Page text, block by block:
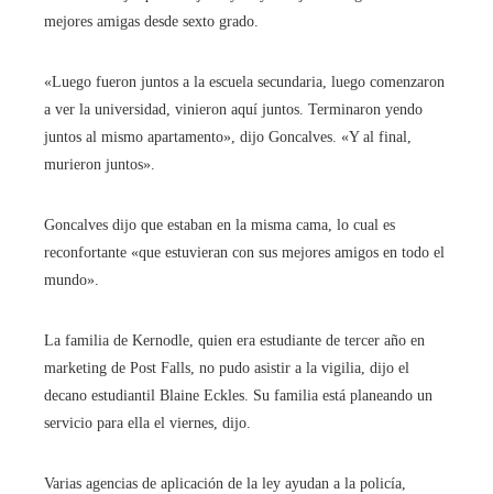
mejores amigas desde sexto grado.
«Luego fueron juntos a la escuela secundaria, luego comenzaron
a ver la universidad, vinieron aquí juntos. Terminaron yendo
juntos al mismo apartamento», dijo Goncalves. «Y al final,
murieron juntos».
Goncalves dijo que estaban en la misma cama, lo cual es
reconfortante «que estuvieran con sus mejores amigos en todo el
mundo».
La familia de Kernodle, quien era estudiante de tercer año en
marketing de Post Falls, no pudo asistir a la vigilia, dijo el
decano estudiantil Blaine Eckles. Su familia está planeando un
servicio para ella el viernes, dijo.
Varias agencias de aplicación de la ley ayudan a la policía,